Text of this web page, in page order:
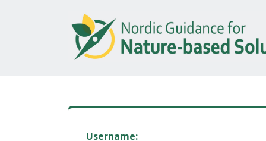
Username: